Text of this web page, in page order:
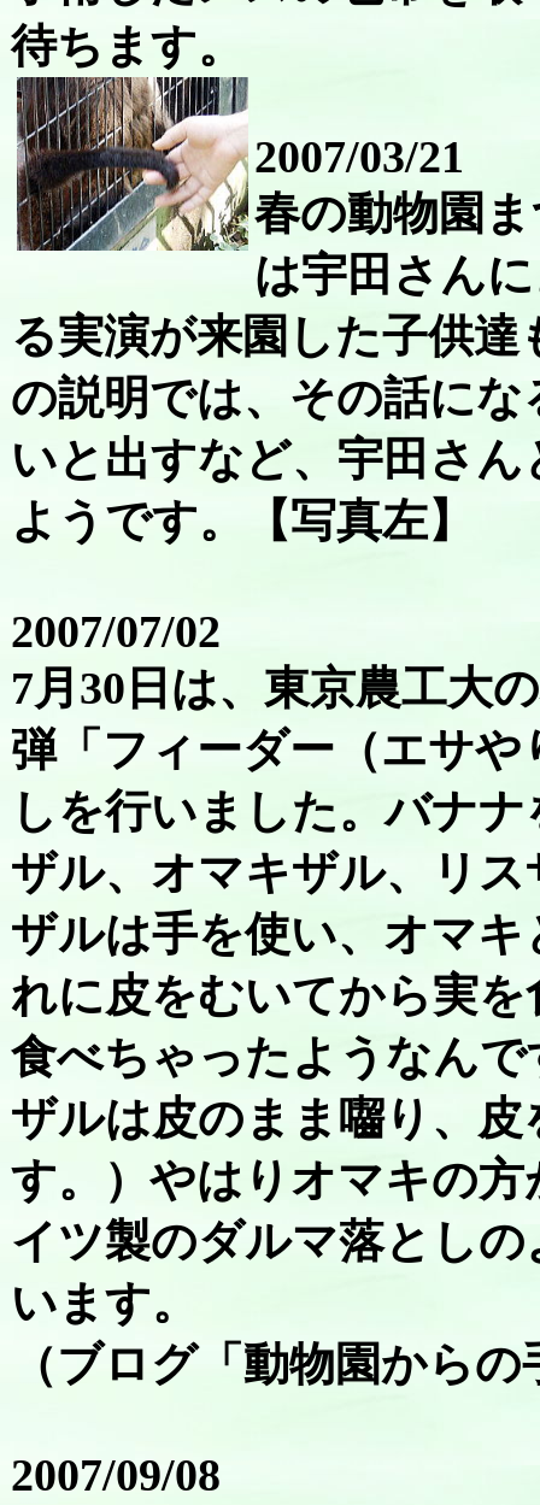
待ちます。
2007/03/21
春の動物園
は宇田さん
る実演が来園した子供
の説明では、その話に
いと出すなど、宇田さ
ようです。【写真左】
2007/07/02
7月30日は、東京農工大
弾「フィーダー（エサ
しを行いました。バナ
ザル、オマキザル、リ
ザルは手を使い、オマ
れに皮をむいてから実
食べちゃったようなん
ザルは皮のまま囓り、
す。）やはりオマキの
イツ製のダルマ落とし
います。
（ブログ「動物園から
2007/09/08